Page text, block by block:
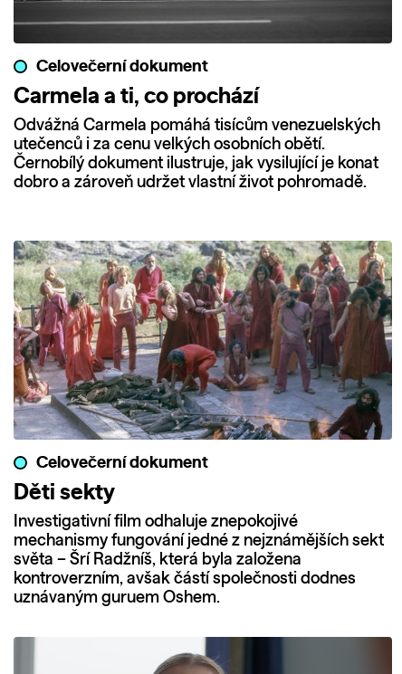
Celovečerní dokument
Carmela a ti, co prochází
Odvážná Carmela pomáhá tisícům venezuelských
utečenců i za cenu velkých osobních obětí.
Černobílý dokument ilustruje, jak vysilující je konat
dobro a zároveň udržet vlastní život pohromadě.
Celovečerní dokument
Děti sekty
Investigativní film odhaluje znepokojivé
mechanismy fungování jedné z nejznámějších sekt
světa – Šrí Radžníš, která byla založena
kontroverzním, avšak částí společnosti dodnes
uznávaným guruem Oshem.